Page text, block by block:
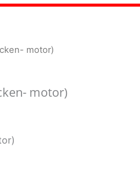
motor)
motor)